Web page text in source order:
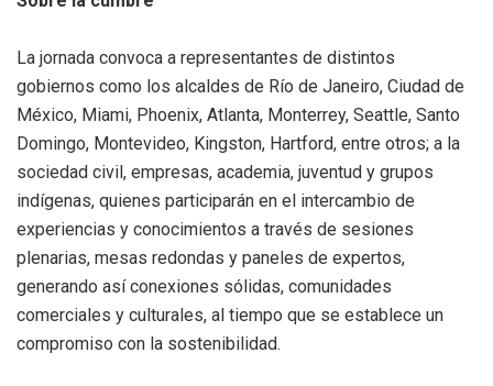
La jornada convoca a representantes de distintos
gobiernos como los alcaldes de Río de Janeiro, Ciudad de
México, Miami, Phoenix, Atlanta, Monterrey, Seattle, Santo
Domingo, Montevideo, Kingston, Hartford, entre otros; a la
sociedad civil, empresas, academia, juventud y grupos
indígenas, quienes participarán en el intercambio de
experiencias y conocimientos a través de sesiones
plenarias, mesas redondas y paneles de expertos,
generando así conexiones sólidas, comunidades
comerciales y culturales, al tiempo que se establece un
compromiso con la sostenibilidad.